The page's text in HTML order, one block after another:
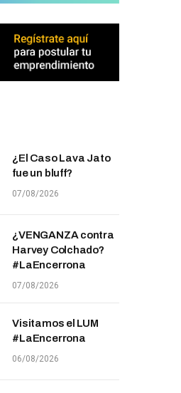
¿El Caso Lava Jato
fue un bluff?
07/08/2026
¿VENGANZA contra
Harvey Colchado?
#LaEncerrona
07/08/2026
Visitamos el LUM
#LaEncerrona
06/08/2026